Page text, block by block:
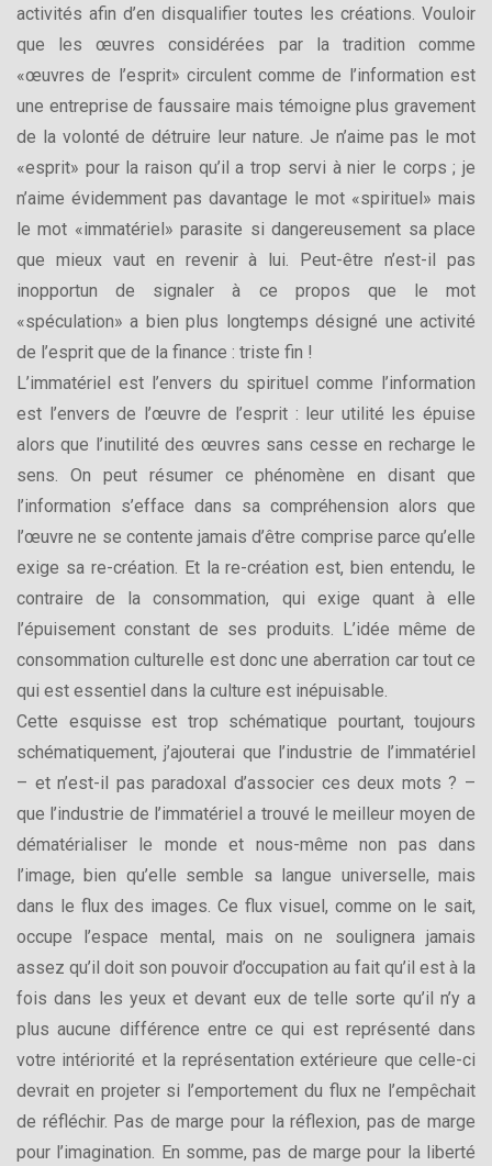
activités afin d’en disqualifier toutes les créations. Vouloir
que les œuvres considérées par la tradition comme
«œuvres de l’esprit» circulent comme de l’information est
une entreprise de faussaire mais témoigne plus gravement
de la volonté de détruire leur nature. Je n’aime pas le mot
«esprit» pour la raison qu’il a trop servi à nier le corps ; je
n’aime évidemment pas davantage le mot «spirituel» mais
le mot «immatériel» parasite si dangereusement sa place
que mieux vaut en revenir à lui. Peut-être n’est-il pas
inopportun de signaler à ce propos que le mot
«spéculation» a bien plus longtemps désigné une activité
de l’esprit que de la finance : triste fin !
L’immatériel est l’envers du spirituel comme l’information
est l’envers de l’œuvre de l’esprit : leur utilité les épuise
alors que l’inutilité des œuvres sans cesse en recharge le
sens. On peut résumer ce phénomène en disant que
l’information s’efface dans sa compréhension alors que
l’œuvre ne se contente jamais d’être comprise parce qu’elle
exige sa re-création. Et la re-création est, bien entendu, le
contraire de la consommation, qui exige quant à elle
l’épuisement constant de ses produits. L’idée même de
consommation culturelle est donc une aberration car tout ce
qui est essentiel dans la culture est inépuisable.
Cette esquisse est trop schématique pourtant, toujours
schématiquement, j’ajouterai que l’industrie de l’immatériel
– et n’est-il pas paradoxal d’associer ces deux mots ? –
que l’industrie de l’immatériel a trouvé le meilleur moyen de
dématérialiser le monde et nous-même non pas dans
l’image, bien qu’elle semble sa langue universelle, mais
dans le flux des images. Ce flux visuel, comme on le sait,
occupe l’espace mental, mais on ne soulignera jamais
assez qu’il doit son pouvoir d’occupation au fait qu’il est à la
fois dans les yeux et devant eux de telle sorte qu’il n’y a
plus aucune différence entre ce qui est représenté dans
votre intériorité et la représentation extérieure que celle-ci
devrait en projeter si l’emportement du flux ne l’empêchait
de réfléchir. Pas de marge pour la réflexion, pas de marge
pour l’imagination. En somme, pas de marge pour la liberté